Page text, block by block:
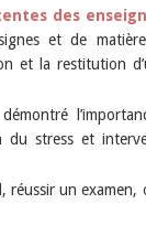
des
et de
et la restitution
du stress et
réussir un examen,